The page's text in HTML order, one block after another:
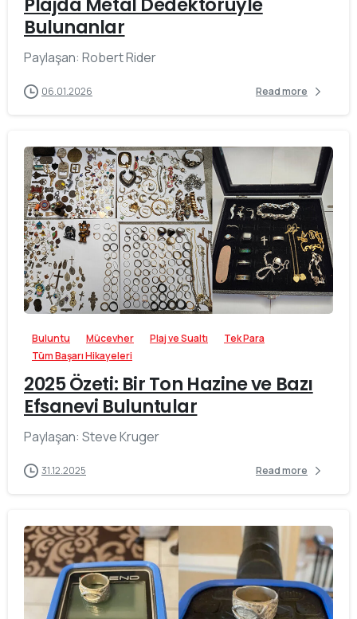
Bulunanlar
Paylaşan: Robert Rider
06.01.2026 Read more
-
Buluntu Mücevher Plaj ve Sualtı
Tek Para
Tüm Başarı Hikayeleri
2025 Özeti: Bir Ton Hazine ve Bazı
Efsanevi Buluntular
Paylaşan: Steve Kruger
31.12.2025 Read more